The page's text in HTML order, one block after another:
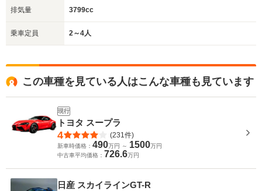
排気量 3799cc
乗車定員 2～4人
この車種を見ている人はこんな車種も見ています
現行
トヨタ スープラ
4 (231件)
新車時価格： 490万円 ～ 1500万円
中古車平均価格： 726.6万円
日産 スカイラインGT-R